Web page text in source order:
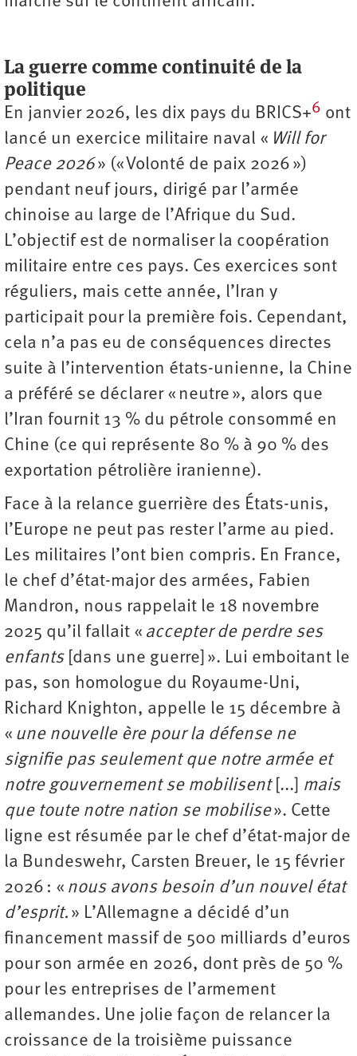
La guerre comme continuité de la
politique
En janvier 2026, les dix pays du BRICS+6 ont
lancé un exercice militaire naval « Will for
Peace 2026» (« Volonté de paix 2026 »)
pendant neuf jours, dirigé par l’armée
chinoise au large de l’Afrique du Sud.
L’objectif est de normaliser la coopération
militaire entre ces pays. Ces exercices sont
réguliers, mais cette année, l’Iran y
participait pour la première fois. Cependant,
cela n’a pas eu de conséquences directes
suite à l’intervention états-unienne, la Chine
a préféré se déclarer « neutre », alors que
l’Iran fournit 13 % du pétrole consommé en
Chine (ce qui représente 80 % à 90 % des
exportation pétrolière iranienne).
Face à la relance guerrière des États-unis,
l’Europe ne peut pas rester l’arme au pied.
Les militaires l’ont bien compris. En France,
le chef d’état-major des armées, Fabien
Mandron, nous rappelait le 18 novembre
2025 qu’il fallait « accepter de perdre ses
enfants[dans une guerre] ». Lui emboitant le
pas, son homologue du Royaume-Uni,
Richard Knighton, appelle le 15 décembre à
« une nouvelle ère pour la défense ne
signifie pas seulement que notre armée et
notre gouvernement se mobilisent [...]
mais
que toute notre nation se mobilise». Cette
ligne est résumée par le chef d’état-major de
la Bundeswehr, Carsten Breuer, le 15 février
2026 : « nous avons besoin d’un nouvel état
d’esprit. » L’Allemagne a décidé d’un
financement massif de 500 milliards d’euros
pour son armée en 2026, dont près de 50 %
pour les entreprises de l’armement
allemandes. Une jolie façon de relancer la
croissance de la troisième puissance